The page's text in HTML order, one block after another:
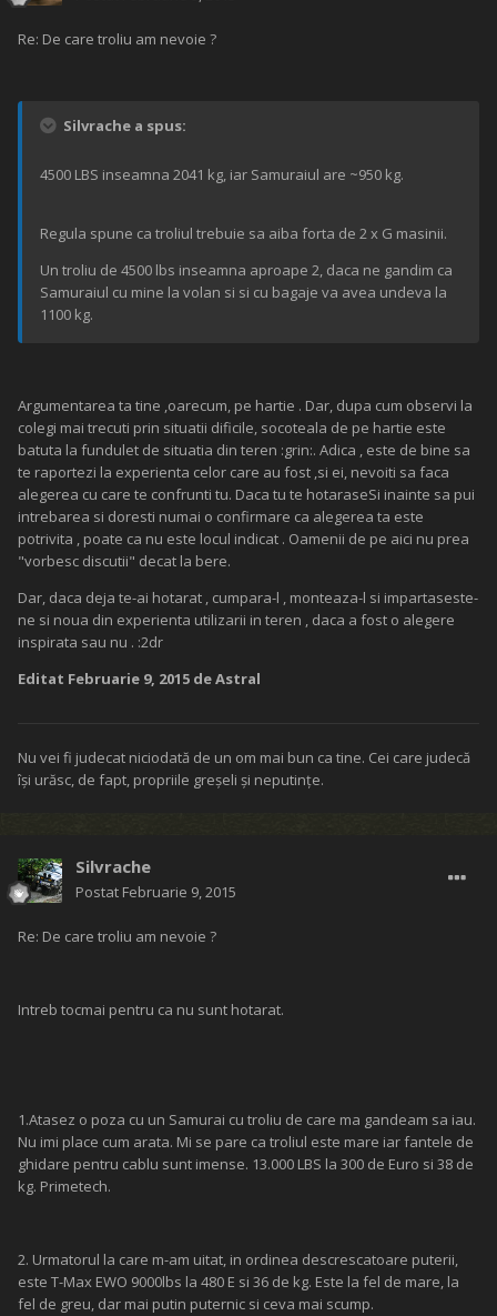
Re: De care troliu am nevoie ?
Silvrache a spus:
4500 LBS inseamna 2041 kg, iar Samuraiul are ~950 kg.
Regula spune ca troliul trebuie sa aiba forta de 2 x G masinii.
Un troliu de 4500 lbs inseamna aproape 2, daca ne gandim ca
Samuraiul cu mine la volan si si cu bagaje va avea undeva la
1100 kg.
Argumentarea ta tine ,oarecum, pe hartie . Dar, dupa cum observi la
colegi mai trecuti prin situatii dificile, socoteala de pe hartie este
batuta la fundulet de situatia din teren :grin:. Adica , este de bine sa
te raportezi la experienta celor care au fost ,si ei, nevoiti sa faca
alegerea cu care te confrunti tu. Daca tu te hotaraseSi inainte sa pui
intrebarea si doresti numai o confirmare ca alegerea ta este
potrivita , poate ca nu este locul indicat . Oamenii de pe aici nu prea
"vorbesc discutii" decat la bere.
Dar, daca deja te-ai hotarat , cumpara-l , monteaza-l si impartaseste-
ne si noua din experienta utilizarii in teren , daca a fost o alegere
inspirata sau nu . :2dr
Editat Februarie 9, 2015 de Astral
Nu vei fi judecat niciodată de un om mai bun ca tine. Cei care judecă
îşi urăsc, de fapt, propriile greşeli şi neputinţe.
Silvrache
Postat Februarie 9, 2015
Re: De care troliu am nevoie ?
Intreb tocmai pentru ca nu sunt hotarat.
1.Atasez o poza cu un Samurai cu troliu de care ma gandeam sa iau.
Nu imi place cum arata. Mi se pare ca troliul este mare iar fantele de
ghidare pentru cablu sunt imense. 13.000 LBS la 300 de Euro si 38 de
kg. Primetech.
2. Urmatorul la care m-am uitat, in ordinea descrescatoare puterii,
este T-Max EWO 9000lbs la 480 E si 36 de kg. Este la fel de mare, la
fel de greu, dar mai putin puternic si ceva mai scump.